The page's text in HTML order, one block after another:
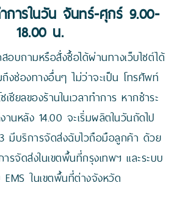
ำการในวัน จันทร์-ศุกร์ 9.00-
18.00 น.
อบถามหรือสั่งซื้อได้ผ่านทางเว็บไซต์ได้
ช่องทางอื่นๆ ไม่ว่าจะเป็น โทรศัพท์
ชียลของร้านในเวลาทำการ หากชำระ
านหลัง 14.00 จะเริ่มผลิตในวันถัดไป
มีบริการจัดส่งฉับไวถือมือลูกค้า ด้วย
ารจัดส่งในเขตพื้นที่กรุงเทพฯ และระบบ
ในเขตพื้นที่ต่างจังหวัด